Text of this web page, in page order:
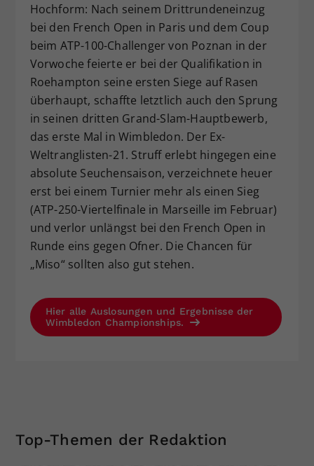
Hochform: Nach seinem Drittrundeneinzug
bei den French Open in Paris und dem Coup
beim ATP-100-Challenger von Poznan in der
Vorwoche feierte er bei der Qualifikation in
Roehampton seine ersten Siege auf Rasen
überhaupt, schaffte letztlich auch den Sprung
in seinen dritten Grand-Slam-Hauptbewerb,
das erste Mal in Wimbledon. Der Ex-
Weltranglisten-21. Struff erlebt hingegen eine
absolute Seuchensaison, verzeichnete heuer
erst bei einem Turnier mehr als einen Sieg
(ATP-250-Viertelfinale in Marseille im Februar)
und verlor unlängst bei den French Open in
Runde eins gegen Ofner. Die Chancen für
„Miso“ sollten also gut stehen.
Hier alle Auslosungen und Ergebnisse der
Wimbledon Championships.
Top-Themen der Redaktion